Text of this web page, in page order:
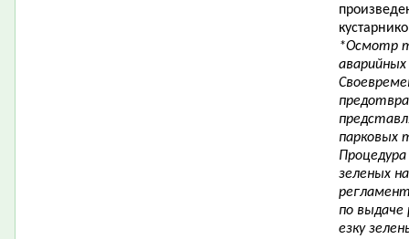
*Осмотр
аварийных
парковых
зеленых
по выдаче
езку